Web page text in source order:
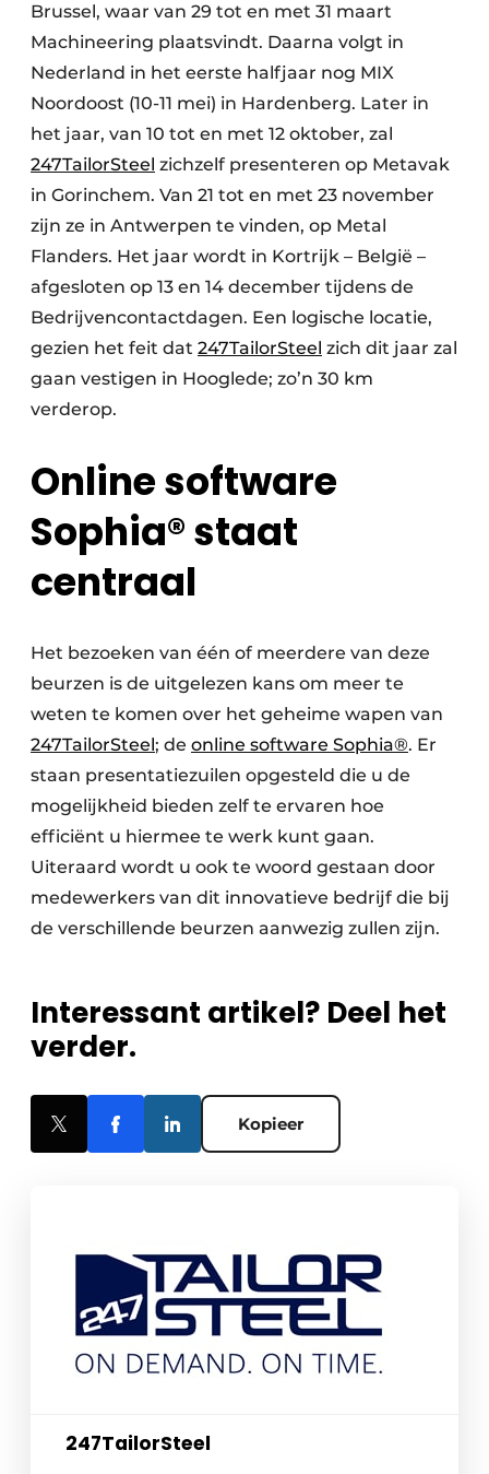
Brussel, waar van 29 tot en met 31 maart
Machineering plaatsvindt. Daarna volgt in
Nederland in het eerste halfjaar nog MIX
Noordoost (10-11 mei) in Hardenberg. Later in
het jaar, van 10 tot en met 12 oktober, zal
247TailorSteel zichzelf presenteren op Metavak
in Gorinchem. Van 21 tot en met 23 november
zijn ze in Antwerpen te vinden, op Metal
Flanders. Het jaar wordt in Kortrijk – België –
afgesloten op 13 en 14 december tijdens de
Bedrijvencontactdagen. Een logische locatie,
gezien het feit dat 247TailorSteel zich dit jaar zal
gaan vestigen in Hooglede; zo’n 30 km
verderop.
Online software
Sophia® staat
centraal
Het bezoeken van één of meerdere van deze
beurzen is de uitgelezen kans om meer te
weten te komen over het geheime wapen van
247TailorSteel; de online software Sophia®. Er
staan presentatiezuilen opgesteld die u de
mogelijkheid bieden zelf te ervaren hoe
efficiënt u hiermee te werk kunt gaan.
Uiteraard wordt u ook te woord gestaan door
medewerkers van dit innovatieve bedrijf die bij
de verschillende beurzen aanwezig zullen zijn.
Interessant artikel? Deel het
verder.
Kopieer
247TailorSteel